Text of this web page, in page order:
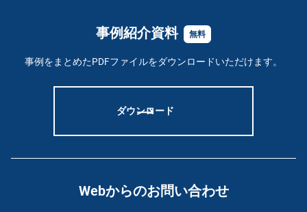
事例紹介資料 無料
事例をまとめたPDFファイルをダウンロードいただけます。
ダウンロード
Webからのお問い合わせ